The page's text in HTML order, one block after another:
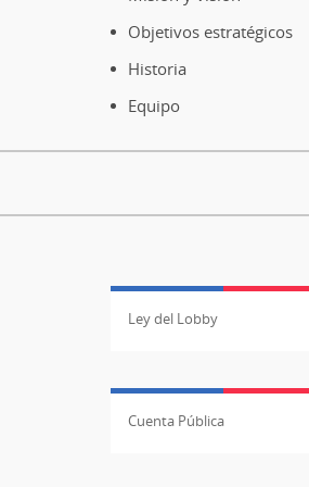
Objetivos estratégicos
Historia
Equipo
Ley del Lobby
Cuenta Pública